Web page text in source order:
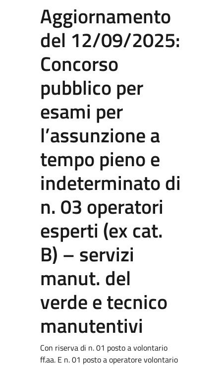
Aggiornamento
del 12/09/2025:
Concorso
pubblico per
esami per
l’assunzione a
tempo pieno e
indeterminato di
n. 03 operatori
esperti (ex cat.
B) – servizi
manut. del
verde e tecnico
manutentivi
Con riserva di n. 01 posto a volontario
ff.aa. E n. 01 posto a operatore volontario